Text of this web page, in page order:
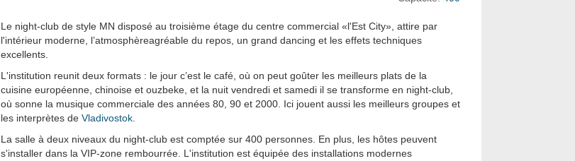
Le night-club de style MN disposé au troisième étage du centre commercial «l'Est City», attire par
l'intérieur moderne, l’atmosphèreagréable du repos, un grand dancing et les effets techniques
excellents.
L'institution reunit deux formats : le jour c’est le café, où on peut goûter les meilleurs plats de la
cuisine européenne, chinoise et ouzbeke, et la nuit vendredi et samedi il se transforme en night-club,
où sonne la musique commerciale des années 80, 90 et 2000. Ici jouent aussi les meilleurs groupes et
les interprètes de Vladivostok.
La salle à deux niveaux du night-club est comptée sur 400 personnes. En plus, les hôtes peuvent
s'installer dans la VIP-zone rembourrée. L'institution est équipée des installations modernes